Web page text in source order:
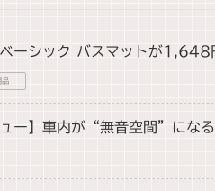
ーシック バスマットが
品
ー】車内が“無音空間”にな